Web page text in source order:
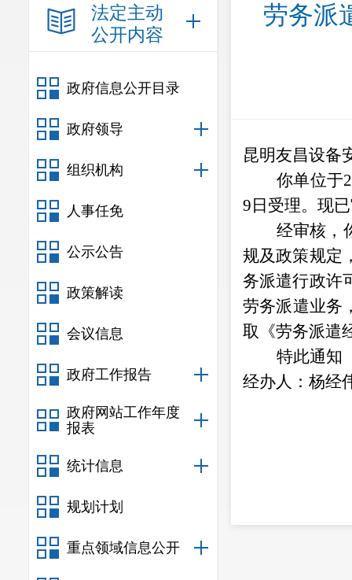
法定主动
公开内容
政府信息公开目录
政府领导
组织机构
人事任免
公示公告
政策解读
会议信息
政府工作报告
政府网站工作年度
报表
统计信息
规划计划
重点领域信息公开
劳务派
昆明友昌设备
你单位于
9日受理。现
经审核，
规及政策规定
务派遣行政许
劳务派遣业务
取《劳务派遣
特此通知
经办人：杨经